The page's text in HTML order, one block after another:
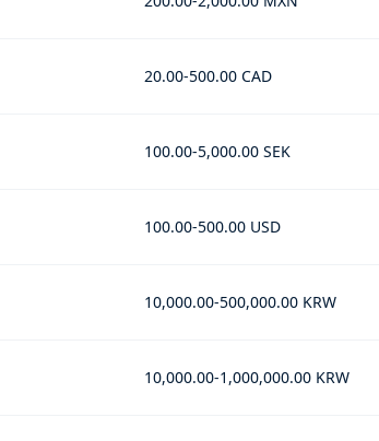
20.00-500.00 CAD
100.00-5,000.00 SEK
100.00-500.00 USD
10,000.00-500,000.00 KRW
10,000.00-1,000,000.00 KRW